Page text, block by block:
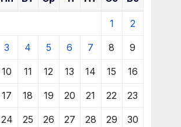
1 2
3 4 5 6 7 8 9
10 11 12 13 14 15 16
17 18 19 20 21 22 23
24 25 26 27 28 29 30